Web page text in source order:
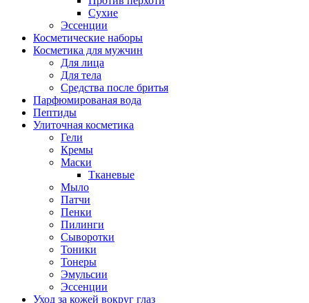
Сухие
Эссенции
Косметические наборы
Косметика для мужчин
Для лица
Для тела
Средства после бритья
Парфюмированая вода
Пептиды
Улиточная косметика
Гели
Кремы
Маски
Тканевые
Мыло
Патчи
Пенки
Пилинги
Сыворотки
Тоники
Тонеры
Эмульсии
Эссенции
Уход за кожей вокруг глаз